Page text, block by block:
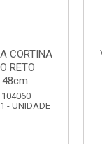
CORTINA
RETO
- UNIDADE